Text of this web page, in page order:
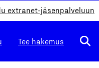
extranet-jäsenpalveluun
Tee hakemus